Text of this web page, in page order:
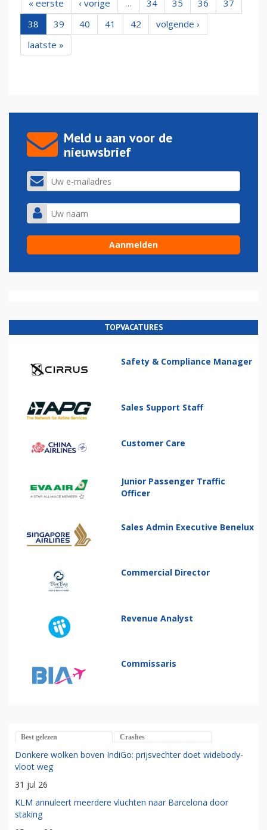
« eerste ‹ vorige … 34 35 36
37
38
39 40 41 42
volgende ›
laatste »
Meld u aan voor de
nieuwsbrief
TOPVACATURES
Safety & Compliance Manager
Sales Support Staff
Customer Care
Junior Passenger Traffic
Officer
Sales Admin Executive Benelux
Commercial Director
Revenue Analyst
Commissaris
Best gelezen Crashes
Donkere wolken boven IndiGo: prijsvechter doet widebody-
vloot weg
31 jul 26
KLM annuleert meerdere vluchten naar Barcelona door
staking